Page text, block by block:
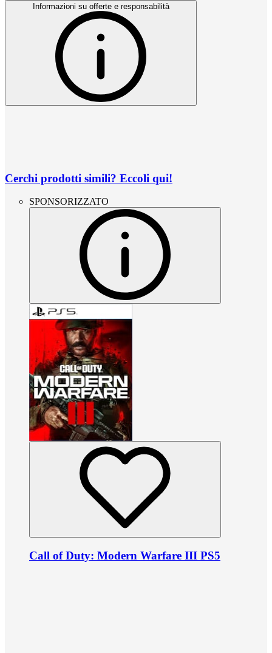
Informazioni su offerte e responsabilità
Cerchi prodotti simili? Eccoli qui!
SPONSORIZZATO
Call of Duty: Modern Warfare III PS5